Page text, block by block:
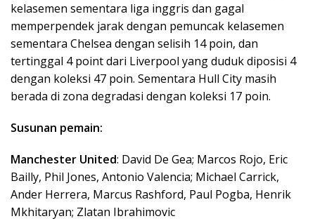
kelasemen sementara liga inggris dan gagal
memperpendek jarak dengan pemuncak kelasemen
sementara Chelsea dengan selisih 14 poin, dan
tertinggal 4 point dari Liverpool yang duduk diposisi 4
dengan koleksi 47 poin. Sementara Hull City masih
berada di zona degradasi dengan koleksi 17 poin.
Susunan pemain:
Manchester United: David De Gea; Marcos Rojo, Eric
Bailly, Phil Jones, Antonio Valencia; Michael Carrick,
Ander Herrera, Marcus Rashford, Paul Pogba, Henrik
Mkhitaryan; Zlatan Ibrahimovic